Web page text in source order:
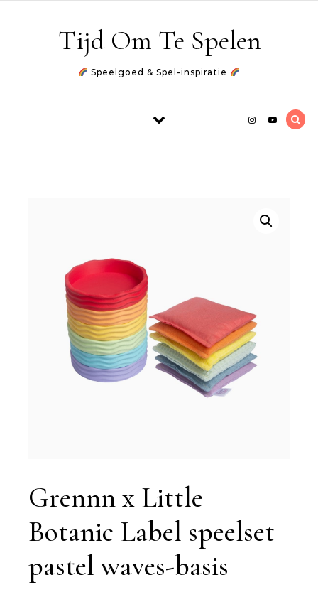
Tijd Om Te Spelen
Speelgoed & Spel-inspiratie
Grennn x Little
Botanic Label speelset
pastel waves-basis